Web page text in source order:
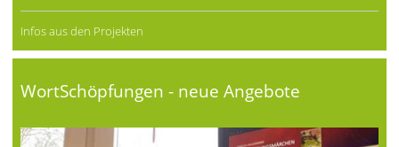
Infos aus den Projekten
WortSchöpfungen - neue Angebote